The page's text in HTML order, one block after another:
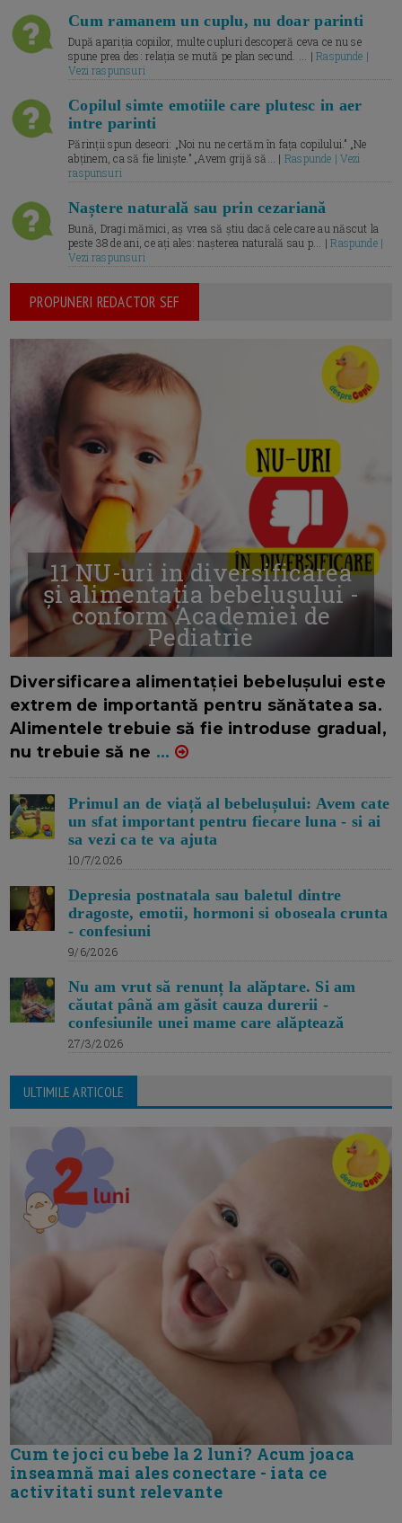
Cum ramanem un cuplu, nu doar parinti
După apariția copiilor, multe cupluri descoperă ceva ce nu se
spune prea des: relația se mută pe plan secund. ... |Raspunde |
Vezi raspunsuri
Copilul simte emotiile care plutesc in aer
intre parinti
Părinții spun deseori: „Noi nu ne certăm în fața copilului.” „Ne
abținem, ca să fie liniște.” „Avem grijă să... | Raspunde | Vezi
raspunsuri
Naștere naturală sau prin cezariană
Bună, Dragi mămici, aș vrea să știu dacă cele care au născut la
peste 38 de ani, ce ați ales: nașterea naturală sau p... |Raspunde |
Vezi raspunsuri
PROPUNERI REDACTOR SEF
11 NU-uri in diversificarea
și alimentația bebelușului -
conform Academiei de
Pediatrie
Diversificarea alimentației bebelușului este
extrem de importantă pentru sănătatea sa.
Alimentele trebuie să fie introduse gradual,
nu trebuie să ne ...
Primul an de viață al bebelușului: Avem cate
un sfat important pentru fiecare luna - si ai
sa vezi ca te va ajuta
10/7/2026
Depresia postnatala sau baletul dintre
dragoste, emotii, hormoni si oboseala crunta
- confesiuni
9/6/2026
Nu am vrut să renunț la alăptare. Si am
căutat până am găsit cauza durerii -
confesiunile unei mame care alăptează
27/3/2026
ULTIMILE ARTICOLE
Cum te joci cu bebe la 2 luni? Acum joaca
inseamnă mai ales conectare - iata ce
activitati sunt relevante